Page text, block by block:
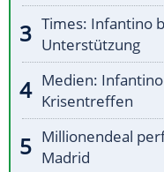
Times: Infantino
Unterstützung
Medien:
Krisentreffen
Millionendeal
Madrid